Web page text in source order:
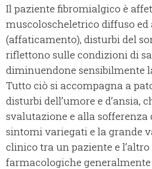
Il paziente fibromialgico è
muscoloscheletrico diffuso ed
(affaticamento), disturbi del
riflettono sulle condizioni di
diminuendone sensibilmente
Tutto ciò si accompagna a
disturbi dell’umore e d’ansia,
svalutazione e alla sofferenza
sintomi variegati e la grande
clinico tra un paziente e
farmacologiche generalmente